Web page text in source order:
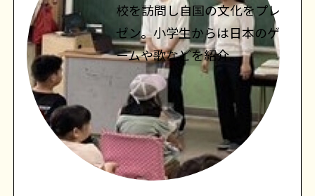
校を訪問し自国の文化をプレ
ゼン。小学生からは日本のゲ
ームや歌などを紹介。